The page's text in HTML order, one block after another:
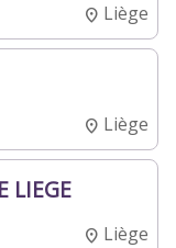
Liège
Liège
LIEGE
Liège